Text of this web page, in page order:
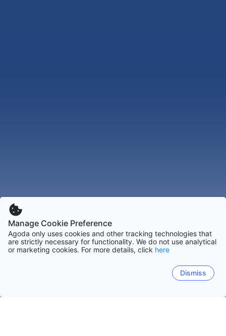
Manage Cookie Preference
Agoda only uses cookies and other tracking technologies that
are strictly necessary for functionality. We do not use analytical
or marketing cookies. For more details, click here
Dismiss